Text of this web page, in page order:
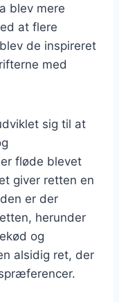
blev mere
at flere
de inspireret
med
sig til at
fløde blevet
giver retten en
er der
herunder
og
alsidig ret, der